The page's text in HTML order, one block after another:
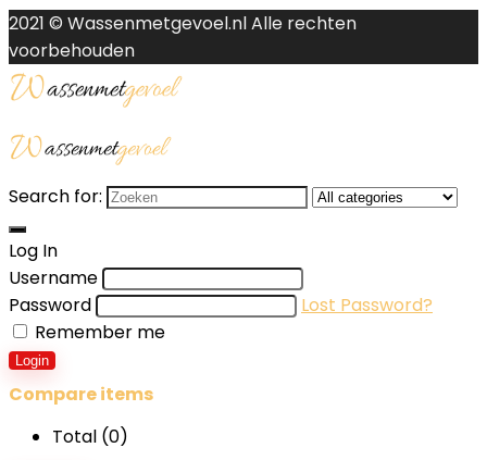
2021 © Wassenmetgevoel.nl Alle rechten
voorbehouden
Search for:
Log In
Username
Password
Lost Password?
Remember me
Login
Compare items
Total (0)